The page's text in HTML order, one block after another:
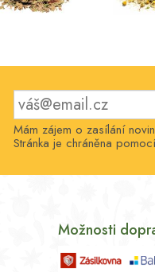
Mám zájem o zasílání
Stránka je chráněna
Možnosti